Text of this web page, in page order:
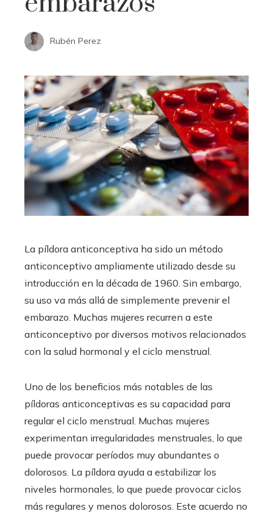
Rubén Perez
La píldora anticonceptiva ha sido un método
anticonceptivo ampliamente utilizado desde su
introducción en la década de 1960. Sin embargo,
su uso va más allá de simplemente prevenir el
embarazo. Muchas mujeres recurren a este
anticonceptivo por diversos motivos relacionados
con la salud hormonal y el ciclo menstrual.
Uno de los beneficios más notables de las
píldoras anticonceptivas es su capacidad para
regular el ciclo menstrual. Muchas mujeres
experimentan irregularidades menstruales, lo que
puede provocar períodos muy abundantes o
dolorosos. La píldora ayuda a estabilizar los
niveles hormonales, lo que puede provocar ciclos
más regulares y menos dolorosos. Este acuerdo no